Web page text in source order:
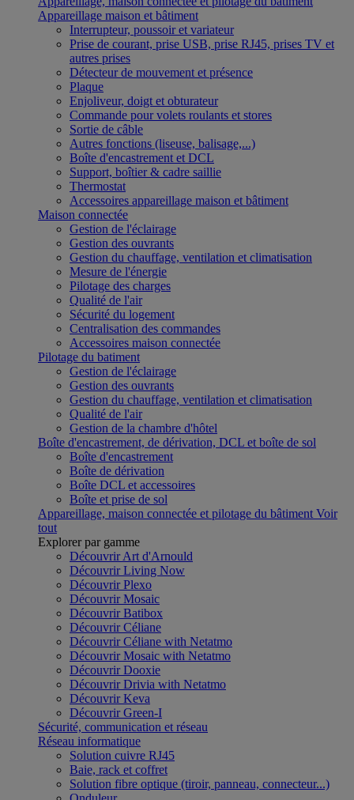
Appareillage maison et bâtiment
Interrupteur, poussoir et variateur
Prise de courant, prise USB, prise RJ45, prises TV et
autres prises
Détecteur de mouvement et présence
Plaque
Enjoliveur, doigt et obturateur
Commande pour volets roulants et stores
Sortie de câble
Autres fonctions (liseuse, balisage,...)
Boîte d'encastrement et DCL
Support, boîtier & cadre saillie
Thermostat
Accessoires appareillage maison et bâtiment
Maison connectée
Gestion de l'éclairage
Gestion des ouvrants
Gestion du chauffage, ventilation et climatisation
Mesure de l'énergie
Pilotage des charges
Qualité de l'air
Sécurité du logement
Centralisation des commandes
Accessoires maison connectée
Pilotage du batiment
Gestion de l'éclairage
Gestion des ouvrants
Gestion du chauffage, ventilation et climatisation
Qualité de l'air
Gestion de la chambre d'hôtel
Boîte d'encastrement, de dérivation, DCL et boîte de sol
Boîte d'encastrement
Boîte de dérivation
Boîte DCL et accessoires
Boîte et prise de sol
Appareillage, maison connectée et pilotage du bâtiment Voir
tout
Explorer par gamme
Découvrir Art d'Arnould
Découvrir Living Now
Découvrir Plexo
Découvrir Mosaic
Découvrir Batibox
Découvrir Céliane
Découvrir Céliane with Netatmo
Découvrir Mosaic with Netatmo
Découvrir Dooxie
Découvrir Drivia with Netatmo
Découvrir Keva
Découvrir Green-I
Sécurité, communication et réseau
Réseau informatique
Solution cuivre RJ45
Baie, rack et coffret
Solution fibre optique (tiroir, panneau, connecteur...)